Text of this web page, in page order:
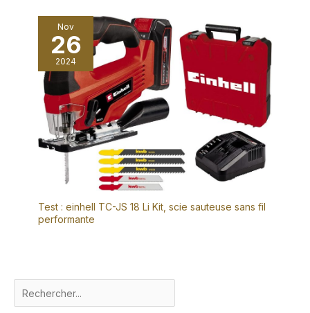
Nov
26
2024
Test : einhell TC-JS 18 Li Kit, scie sauteuse sans fil
performante